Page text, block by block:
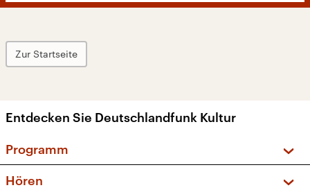
Zur Startseite
Entdecken Sie Deutschlandfunk Kultur
Programm
Hören